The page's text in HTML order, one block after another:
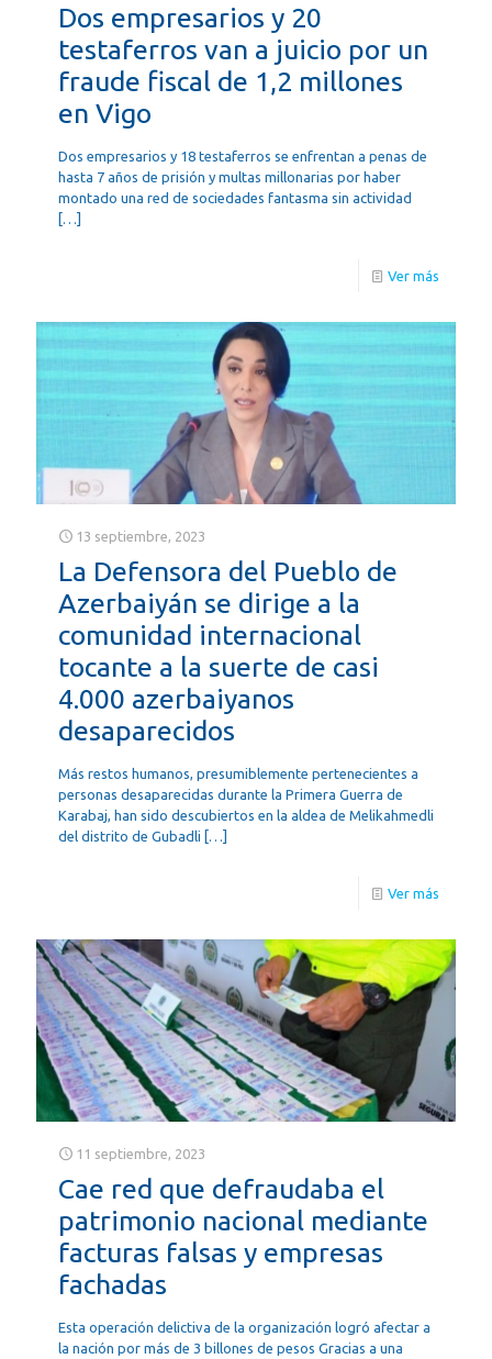
Dos empresarios y 20
testaferros van a juicio por un
fraude fiscal de 1,2 millones
en Vigo
Dos empresarios y 18 testaferros se enfrentan a penas de
hasta 7 años de prisión y multas millonarias por haber
montado una red de sociedades fantasma sin actividad
[…]
Ver más
13 septiembre, 2023
La Defensora del Pueblo de
Azerbaiyán se dirige a la
comunidad internacional
tocante a la suerte de casi
4.000 azerbaiyanos
desaparecidos
Más restos humanos, presumiblemente pertenecientes a
personas desaparecidas durante la Primera Guerra de
Karabaj, han sido descubiertos en la aldea de Melikahmedli
del distrito de Gubadli […]
Ver más
11 septiembre, 2023
Cae red que defraudaba el
patrimonio nacional mediante
facturas falsas y empresas
fachadas
Esta operación delictiva de la organización logró afectar a
la nación por más de 3 billones de pesos Gracias a una